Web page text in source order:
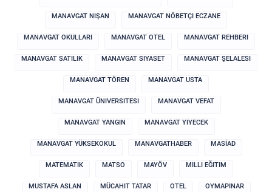
MANAVGAT NIŞAN MANAVGAT NÖBETÇI ECZANE
MANAVGAT OKULLARI MANAVGAT OTEL MANAVGAT REHBERI
MANAVGAT SATILIK MANAVGAT SIYASET MANAVGAT ŞELALESI
MANAVGAT TÖREN MANAVGAT USTA
MANAVGAT ÜNIVERSITESI MANAVGAT VEFAT
MANAVGAT YANGIN MANAVGAT YIYECEK
MANAVGAT YÜKSEKOKUL MANAVGATHABER MASİAD
MATEMATIK MATSO MAYÖV MILLI EĞITIM
MUSTAFA ASLAN MÜCAHIT TATAR OTEL OYMAPINAR